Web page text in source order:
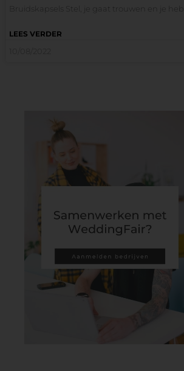
Bruidskapsels Stel, je gaat trouwen en je
LEES VERDER